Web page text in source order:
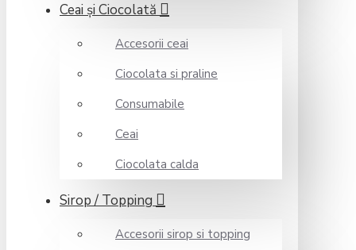
Ceai şi Ciocolată
Accesorii ceai
Ciocolata si praline
Consumabile
Ceai
Ciocolata calda
Sirop / Topping
Accesorii sirop si topping